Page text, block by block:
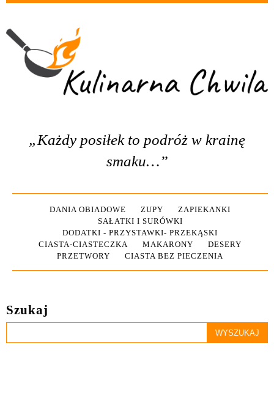
„Każdy posiłek to podróż w krainę
smaku…”
DANIA OBIADOWE ZUPY
ZAPIEKANKI
SAŁATKI I SURÓWKI
DODATKI - PRZYSTAWKI- PRZEKĄSKI
CIASTA-CIASTECZKA
MAKARONY
DESERY
PRZETWORY
CIASTA BEZ PIECZENIA
Szukaj